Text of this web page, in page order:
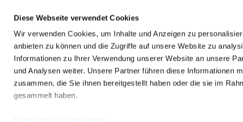
Diese Webseite verwendet Cookies
Wir verwenden Cookies, um Inhalte und Anzeigen zu
anbieten zu können und die Zugriffe auf unsere Website zu
Informationen zu Ihrer Verwendung unserer Website an unsere
und Analysen weiter. Unsere Partner führen diese Informationen
zusammen, die Sie ihnen bereitgestellt haben oder die sie im
gesammelt haben.
Stellenangebote
MTV/VMTA
Stellenangebote